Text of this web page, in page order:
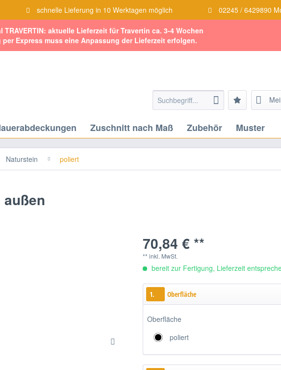
schnelle Lieferung in 10 Werktagen möglich 02245 / 6429890
TRAVERTIN: aktuelle Lieferzeit für Travertin ca. 3-4 Wochen
per Express muss eine Anpassung der Lieferzeit erfolgen.
Zuschnitt nach Maß Zubehör Muster
Naturstein poliert
70,84 € **
** inkl. MwSt.
bereit zur Fertigung, Lieferzeit
1. Oberfläche
Oberfläche
poliert